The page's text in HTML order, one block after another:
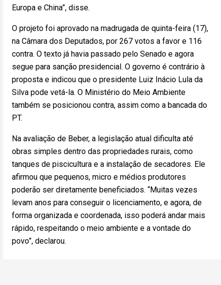
Europa e China”, disse.
O projeto foi aprovado na madrugada de quinta-feira (17),
na Câmara dos Deputados, por 267 votos a favor e 116
contra. O texto já havia passado pelo Senado e agora
segue para sanção presidencial. O governo é contrário à
proposta e indicou que o presidente Luiz Inácio Lula da
Silva pode vetá-la. O Ministério do Meio Ambiente
também se posicionou contra, assim como a bancada do
PT.
Na avaliação de Beber, a legislação atual dificulta até
obras simples dentro das propriedades rurais, como
tanques de piscicultura e a instalação de secadores. Ele
afirmou que pequenos, micro e médios produtores
poderão ser diretamente beneficiados. “Muitas vezes
levam anos para conseguir o licenciamento, e agora, de
forma organizada e coordenada, isso poderá andar mais
rápido, respeitando o meio ambiente e a vontade do
povo”, declarou.